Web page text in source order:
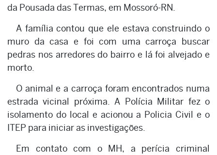
da Pousada das Termas, em Mossoró-RN.
A família contou que ele estava construindo o
muro da casa e foi com uma carroça buscar
pedras nos arredores do bairro e lá foi alvejado e
morto.
O animal e a carroça foram encontrados numa
estrada vicinal próxima. A Polícia Militar fez o
isolamento do local e acionou a Policia Civil e o
ITEP para iniciar as investigações.
Em contato com o MH, a perícia criminal